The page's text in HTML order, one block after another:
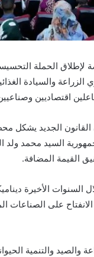
والسيادة الغذائية
اقتصاديين
القانون الجديد
السيد محمد ولد
القيمة المضافة.
الأخيرة
على الصناعات
والتنمية